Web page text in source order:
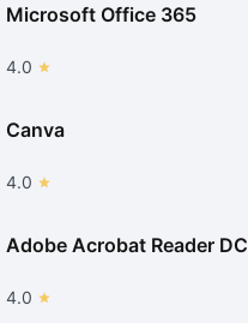
Microsoft Office 365
4.0
Canva
4.0
Adobe Acrobat Reader DC
4.0